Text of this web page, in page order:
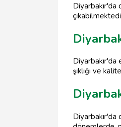
Diyarbakır'da
şıklığı ve
Diyarbakır'da